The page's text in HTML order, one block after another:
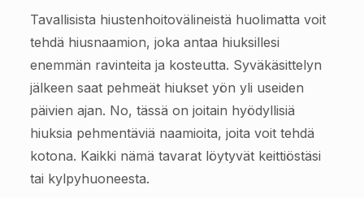
Tavallisista hiustenhoitovälineistä huolimatta voit
tehdä hiusnaamion, joka antaa hiuksillesi
enemmän ravinteita ja kosteutta. Syväkäsittelyn
jälkeen saat pehmeät hiukset yön yli useiden
päivien ajan. No, tässä on joitain hyödyllisiä
hiuksia pehmentäviä naamioita, joita voit tehdä
kotona. Kaikki nämä tavarat löytyvät keittiöstäsi
tai kylpyhuoneesta.